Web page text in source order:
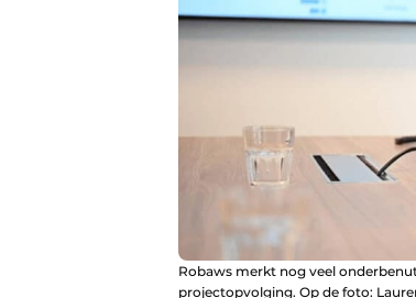
Robaws merkt nog veel
projectopvolging. Op de foto: